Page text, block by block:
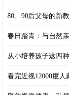
80、90后父母的新
春日踏青：与自然
从小培养孩子这四
看完近视12000度人